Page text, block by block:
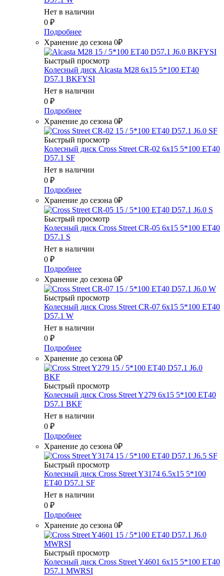
Нет в наличии
0 ₽
Подробнее
Хранение до сезона 0₽
Быстрый просмотр
Колесный диск Alcasta M28 6x15 5*100 ET40
D57.1 BKFYSI
Нет в наличии
0 ₽
Подробнее
Хранение до сезона 0₽
Быстрый просмотр
Колесный диск Cross Street CR-02 6x15 5*100 ET40
D57.1 SF
Нет в наличии
0 ₽
Подробнее
Хранение до сезона 0₽
Быстрый просмотр
Колесный диск Cross Street CR-05 6x15 5*100 ET40
D57.1 S
Нет в наличии
0 ₽
Подробнее
Хранение до сезона 0₽
Быстрый просмотр
Колесный диск Cross Street CR-07 6x15 5*100 ET40
D57.1 W
Нет в наличии
0 ₽
Подробнее
Хранение до сезона 0₽
Быстрый просмотр
Колесный диск Cross Street Y279 6x15 5*100 ET40
D57.1 BKF
Нет в наличии
0 ₽
Подробнее
Хранение до сезона 0₽
Быстрый просмотр
Колесный диск Cross Street Y3174 6.5x15 5*100
ET40 D57.1 SF
Нет в наличии
0 ₽
Подробнее
Хранение до сезона 0₽
Быстрый просмотр
Колесный диск Cross Street Y4601 6x15 5*100 ET40
D57.1 MWRSI